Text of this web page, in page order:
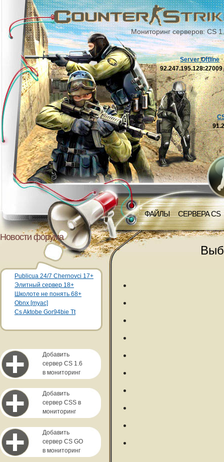
Мониторинг серверов: CS
ФАЙЛЫ СЕРВЕРА CS
Server Offline
92.247.195.128:27009
Новости форума
Publicua 24/7 Chernovci 17+
Элитный сервер 18+
Школоте не понять 68+
Obnx [myac]
Cs Aktobe Gor94bie Tt
Добавить
сервер CS 1.6
в мониторинг
Добавить
сервер CSS в
мониторинг
Добавить
сервер CS GO
в мониторинг